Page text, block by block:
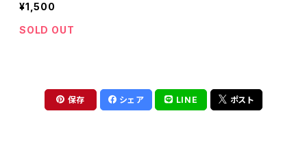
¥1,500
SOLD OUT
保存 シェア LINE ポスト